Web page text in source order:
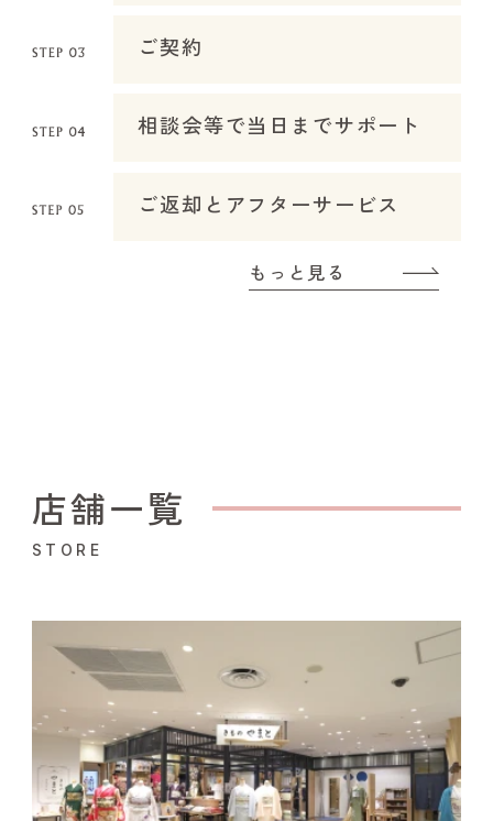
ご契約
相談会等で当日までサポート
ご返却とアフターサービス
もっと見る
店舗一覧
STORE